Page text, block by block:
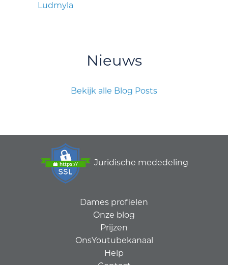
Ludmyla
Nieuws
Bekijk alle Blog Posts
Juridische mededeling
Dames profielen
Onze blog
Prijzen
OnsYoutubekanaal
Help